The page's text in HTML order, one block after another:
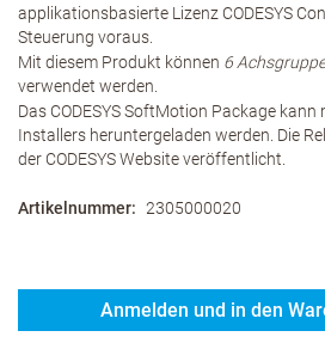
applikationsbasierte Lizenz CODESYS
Steuerung voraus.
Mit diesem Produkt können 6
verwendet werden.
Das CODESYS SoftMotion Package kann
Installers heruntergeladen werden. Die
der CODESYS Website veröffentlicht.
Artikelnummer 2305000020
Anmelden und in den